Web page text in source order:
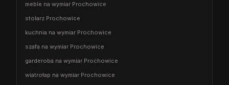
meble na wymiar Prochowice
stolarz Prochowice
kuchnia na wymiar Prochowice
szafa na wymiar Prochowice
garderoba na wymiar Prochowice
wiatrołap na wymiar Prochowice